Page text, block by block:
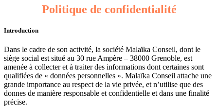
Politique de confidentialité
Introduction
Dans le cadre de son activité, la société Malaïka Conseil, dont le
siège social est situé au 30 rue Ampère – 38000 Grenoble, est
amenée à collecter et à traiter des informations dont certaines sont
qualifiées de « données personnelles ». Malaïka Conseil attache une
grande importance au respect de la vie privée, et n’utilise que des
donnes de manière responsable et confidentielle et dans une finalité
précise.